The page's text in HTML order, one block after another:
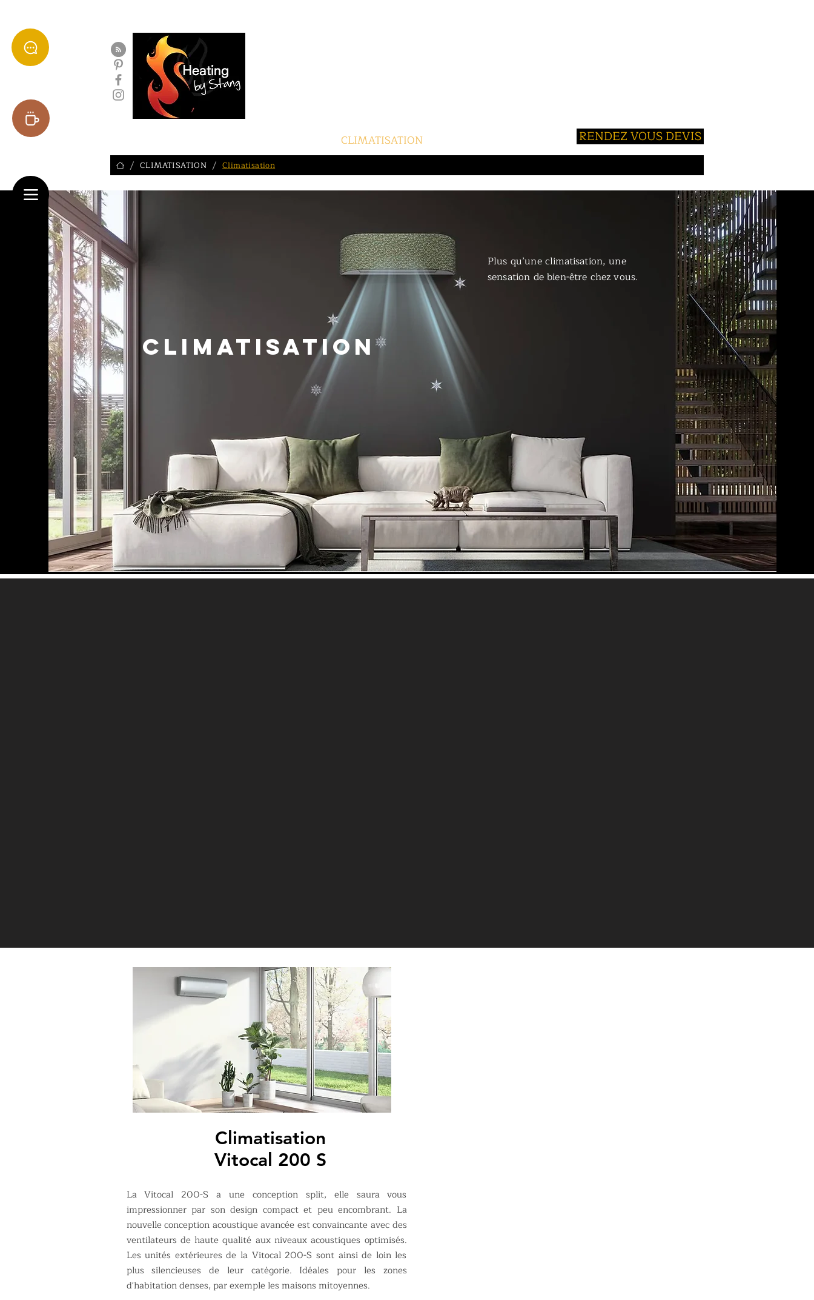
CLIMATISATION RENDEZ VOUS DEVIS
/ CLIMATISATION / Climatisation
Climatisation
Plus qu’une climatisation, une
sensation de bien-être chez vous.
Climatisation
Vitocal 200 S
La Vitocal 200-S a une conception split, elle saura vous
impressionner par son design compact et peu encombrant. La
nouvelle conception acoustique avancée est convaincante avec des
ventilateurs de haute qualité aux niveaux acoustiques optimisés.
Les unités extérieures de la Vitocal 200-S sont ainsi de loin les
plus silencieuses de leur catégorie. Idéales pour les zones
d'habitation denses, par exemple les maisons mitoyennes.